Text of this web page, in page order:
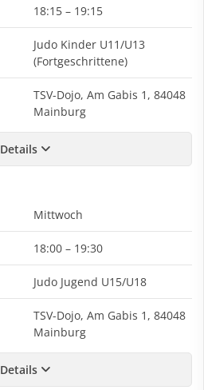
18:15 – 19:15
Judo Kinder U11/U13
(Fortgeschrittene)
TSV-Dojo, Am Gabis 1, 84048
Mainburg
Details
Mittwoch
18:00 – 19:30
Judo Jugend U15/U18
TSV-Dojo, Am Gabis 1, 84048
Mainburg
Details